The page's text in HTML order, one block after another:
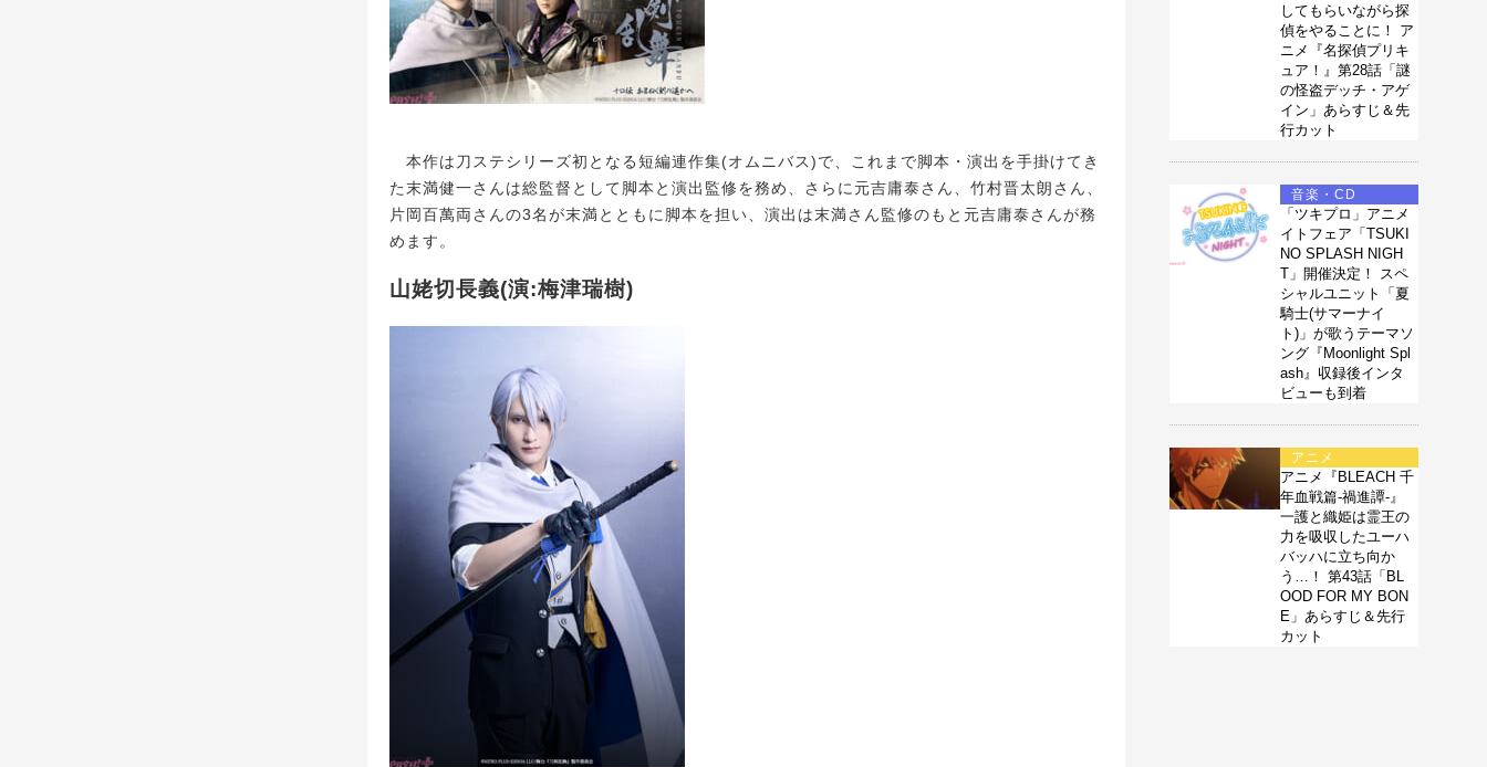
本作は刀ステシリーズ初となる短編連作集(オムニバス)で、これまで脚本・演出を手掛けてき
た末満健一さんは総監督として脚本と演出監修を務め、さらに元吉庸泰さん、竹村晋太朗さん、
片岡百萬両さんの3名が末満とともに脚本を担い、演出は末満さん監修のもと元吉庸泰さんが務
めます。
山姥切長義(演:梅津瑞樹)
してもらいながら探
偵をやることに！ ア
ニメ『名探偵プリキ
ュア！』第28話「謎
の怪盗デッチ・アゲ
イン」あらすじ＆先
行カット
音楽・CD
「ツキプロ」アニメ
イトフェア「TSUKI
NO SPLASH NIGH
T」開催決定！ スペ
シャルユニット「夏
騎士(サマーナイ
ト)」が歌うテーマソ
ング『Moonlight Spl
ash』収録後インタ
ビューも到着
アニメ
アニメ『BLEACH 千
年血戦篇-禍進譚-』
一護と織姫は霊王の
力を吸収したユーハ
バッハに立ち向か
う…！ 第43話「BL
OOD FOR MY BON
E」あらすじ＆先行
カット